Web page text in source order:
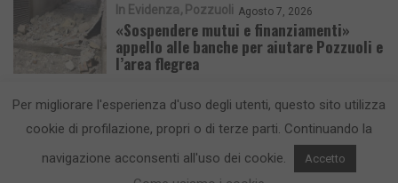
In Evidenza Pozzuoli Agosto 7, 2026
«Sospendere mutui e finanziamenti»
appello alle banche per aiutare Pozzuoli e
l’area flegrea
CronacaFlegrea testata giornalistica - aut. Tribunale di Napoli n. 34 del
Per migliorare l'esperienza d'uso degli utenti, questo sito utilizza
cookie di profilazione, propri o di terze parti. Continuando la
navigazione acconsenti all'uso dei cookie.
Accetto